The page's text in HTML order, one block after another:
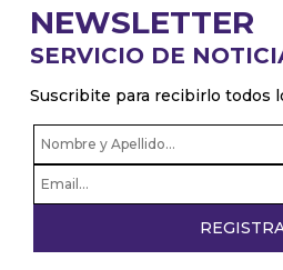
NEWSLETTER
SERVICIO DE
Suscribite para recibirlo todos